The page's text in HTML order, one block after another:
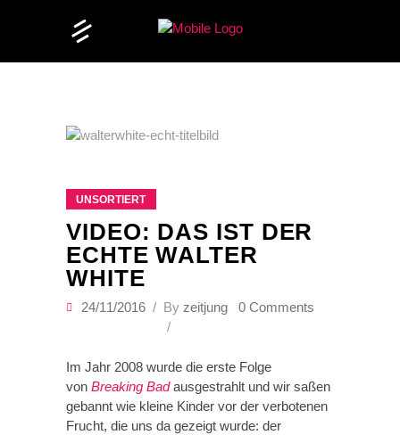
UNSORTIERT
VIDEO: DAS IST DER
ECHTE WALTER
WHITE
24/11/2016 By zeitjung 0 Comments
Im Jahr 2008 wurde die erste Folge
von Breaking Bad ausgestrahlt und wir saßen
gebannt wie kleine Kinder vor der verbotenen
Frucht, die uns da gezeigt wurde: der